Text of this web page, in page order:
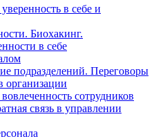
в себе и
Биохакинг.
в себе
подразделений. Переговоры
организации
сотрудников
связь в управлении